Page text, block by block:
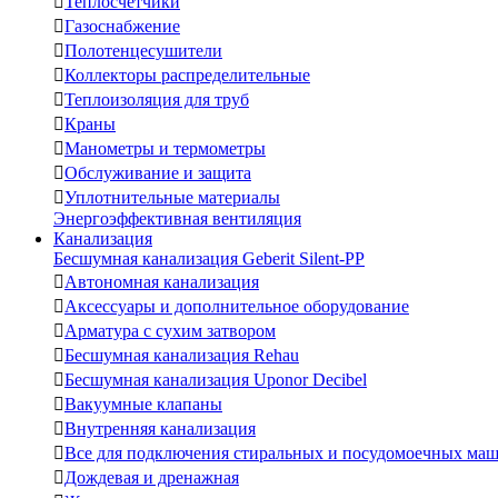
Газоснабжение
Полотенцесушители
Коллекторы распределительные
Теплоизоляция для труб
Краны
Манометры и термометры
Обслуживание и защита
Уплотнительные материалы
Энергоэффективная вентиляция
Канализация
Бесшумная канализация Geberit Silent-PP
Автономная канализация
Аксессуары и дополнительное оборудование
Арматура с сухим затвором
Бесшумная канализация Rehau
Бесшумная канализация Uponor Decibel
Вакуумные клапаны
Внутренняя канализация
Все для подключения стиральных и посудомоечных
Дождевая и дренажная